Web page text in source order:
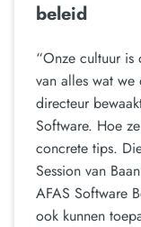
beleid
“Onze cultuur is
van alles wat we
directeur
Software. Hoe
concrete tips.
Session van
AFAS Software
ook kunnen